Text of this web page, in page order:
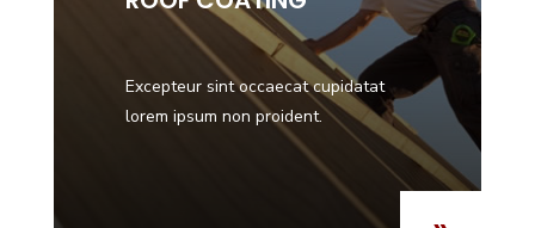
Excepteur sint occaecat cupidatat
lorem ipsum non proident.